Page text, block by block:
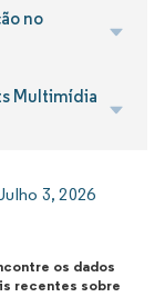
no
Multimídia
3, 2026
os dados
recentes sobre